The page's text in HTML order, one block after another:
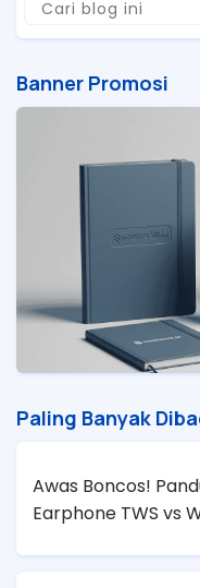
Banner Promosi
Paling Banyak
Awas Boncos!
Earphone TWS vs